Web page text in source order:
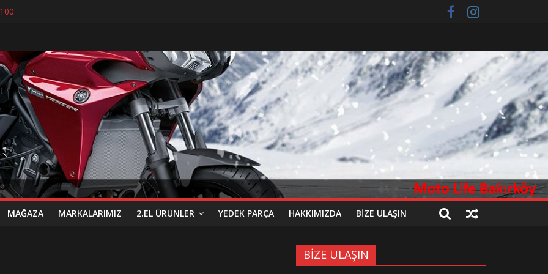
Hizmetimiz Başlamıştır
MAKAS İLE KESİLENEYEN
MAĞAZA MARKALARIMIZ 2.EL ÜRÜNLER YEDEK PARÇA HAKKIMIZDA BİZE ULAŞIN
BİZE ULAŞIN